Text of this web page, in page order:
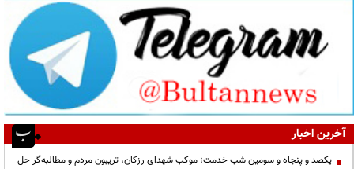
آخرین اخبار
یکصد و پنجاه و سومین شب خدمت؛ موکب شهدای رزکان، تریبون مردم و مطالبه‌گر حل